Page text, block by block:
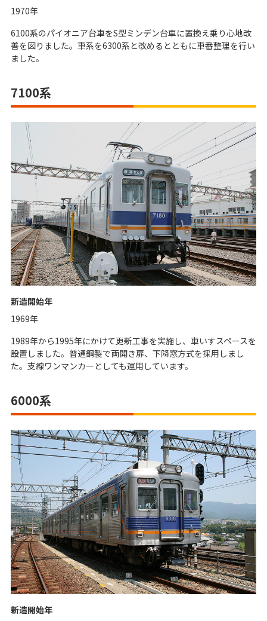
1970年
6100系のパイオニア台車をS型ミンデン台車に置換え乗り心地改
善を図りました。車系を6300系と改めるとともに車番整理を行い
ました。
7100系
新造開始年
1969年
1989年から1995年にかけて更新工事を実施し、車いすスペースを
設置しました。普通鋼製で両開き扉、下降窓方式を採用しまし
た。支線ワンマンカーとしても運用しています。
6000系
新造開始年